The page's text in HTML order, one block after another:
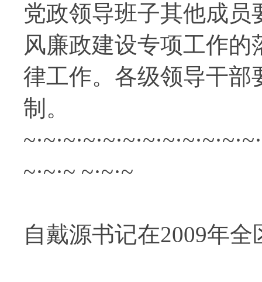
党政领导班子其他成
风廉政建设专项工作
律工作。各级领导干部
制。
~·~·~ ~·~·~
自戴源书记在2009年